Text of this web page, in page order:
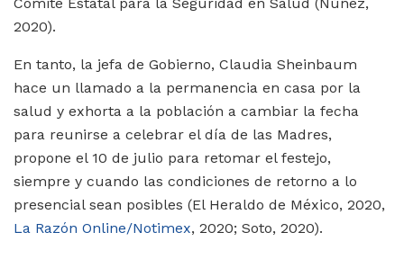
2020).
En tanto, la jefa de Gobierno, Claudia Sheinbaum
hace un llamado a la permanencia en casa por la
salud y exhorta a la población a cambiar la fecha
para reunirse a celebrar el día de las Madres,
propone el 10 de julio para retomar el festejo,
siempre y cuando las condiciones de retorno a lo
presencial sean posibles (El Heraldo de México, 2020,
La Razón Online/Notimex, 2020; Soto, 2020).